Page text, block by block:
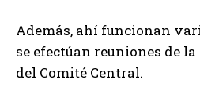
Además, ahí funcionan
se efectúan reuniones de
del Comité Central.